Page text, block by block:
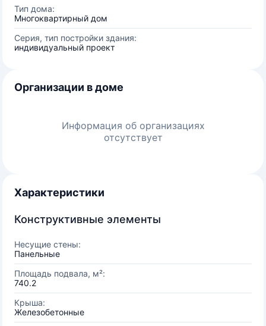
Тип дома:
Многоквартирный дом
Серия, тип постройки здания:
индивидуальный проект
Организации в доме
Информация об организациях
отсутствует
Характеристики
Конструктивные элементы
Несущие стены:
Панельные
Площадь подвала, м²:
740.2
Крыша:
Железобетонные